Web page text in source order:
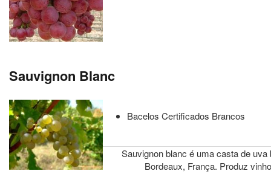
Sauvignon Blanc
Bacelos Certificados Brancos
Sauvignon blanc é uma casta de
Bordeaux, França. Produz